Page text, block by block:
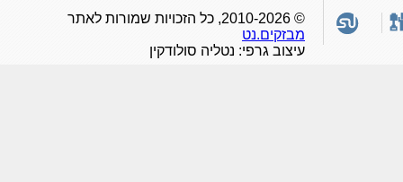
מבזקים.נט
עיצוב גרפי: נטליה סולודקין